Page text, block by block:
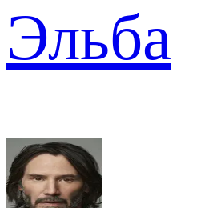
Эльба